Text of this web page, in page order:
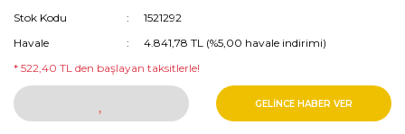
Stok Kodu
1521292
Havale
4.841,78 TL (%5,00 havale indirimi)
* 522,40 TL den başlayan taksitlerle!
GELİNCE HABER VER